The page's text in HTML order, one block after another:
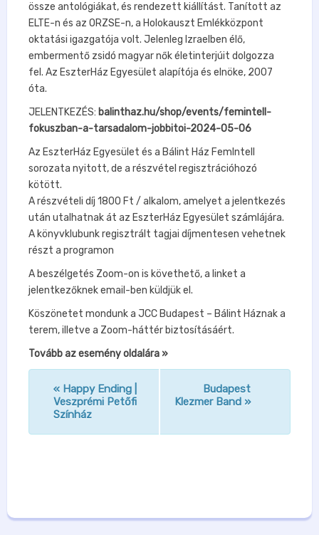
össze antológiákat, és rendezett kiállítást. Tanított az
ELTE-n és az ORZSE-n, a Holokauszt Emlékközpont
oktatási igazgatója volt. Jelenleg Izraelben élő,
embermentő zsidó magyar nők életinterjúit dolgozza
fel. Az EszterHáz Egyesület alapítója és elnöke, 2007
óta.
JELENTKEZÉS: balinthaz.hu/shop/events/femintell-
fokuszban-a-tarsadalom-jobbitoi-2024-05-06
Az EszterHáz Egyesület és a Bálint Ház FemIntell
sorozata nyitott, de a részvétel regisztrációhozó
kötött.
A részvételi díj 1800 Ft / alkalom, amelyet a jelentkezés
után utalhatnak át az EszterHáz Egyesület számlájára.
A könyvklubunk regisztrált tagjai díjmentesen vehetnek
részt a programon
A beszélgetés Zoom-on is követhető, a linket a
jelentkezőknek email-ben küldjük el.
Köszönetet mondunk a JCC Budapest – Bálint Háznak a
terem, illetve a Zoom-háttér biztosításáért.
Tovább az esemény oldalára »
v
c
« Happy Ending |
Veszprémi Petőfi
Színház
Budapest
Klezmer Band »